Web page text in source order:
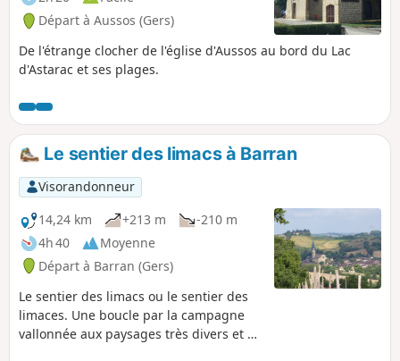
Départ à Aussos (Gers)
De l'étrange clocher de l'église d'Aussos au bord du Lac
d'Astarac et ses plages.
Le sentier des limacs à Barran
Visorandonneur
14,24 km
+213 m
-210 m
4h 40
Moyenne
Départ à Barran (Gers)
Le sentier des limacs ou le sentier des
limaces. Une boucle par la campagne
vallonnée aux paysages très divers et de